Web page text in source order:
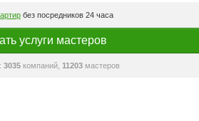
без посредников 24 часа
услуги мастеров
3035 компаний, 11203 мастеров